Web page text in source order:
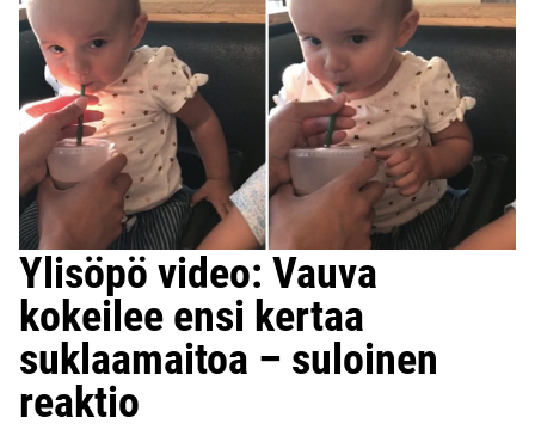
Ylisöpö video: Vauva
kokeilee ensi kertaa
suklaamaitoa – suloinen
reaktio